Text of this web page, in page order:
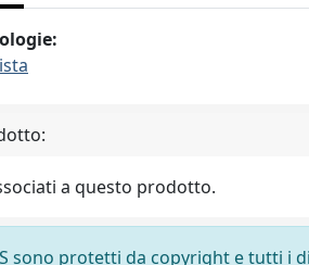
a questo prodotto.
sono protetti da copyright e tutti i